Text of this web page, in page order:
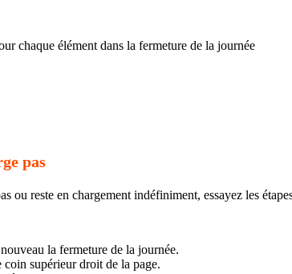
pas
ou reste en chargement indéfiniment, essayez les
la fermeture de la journée.
coin supérieur droit de la page.